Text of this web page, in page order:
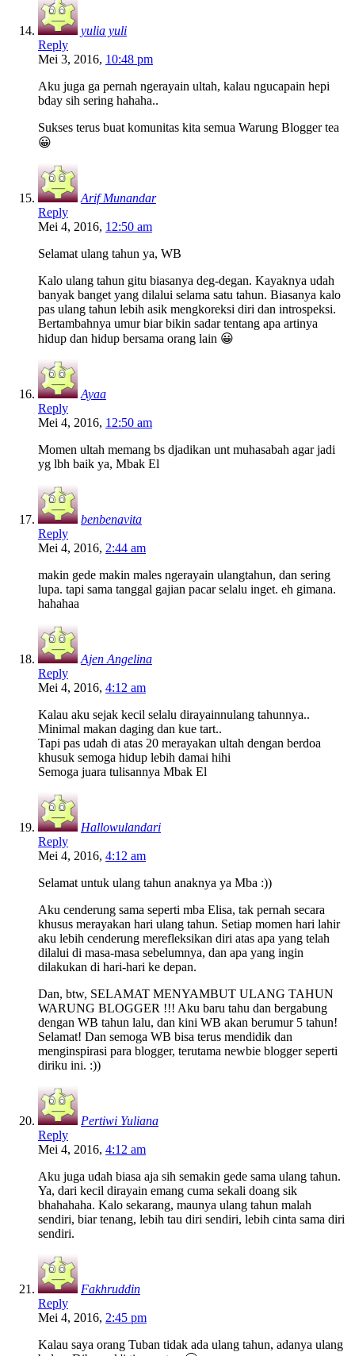
yulia yuli
Reply
Mei 3, 2016, 10:48 pm
Aku juga ga pernah ngerayain ultah, kalau ngucapain hepi
bday sih sering hahaha..
Sukses terus buat komunitas kita semua Warung Blogger tea
😀
Arif Munandar
Reply
Mei 4, 2016, 12:50 am
Selamat ulang tahun ya, WB
Kalo ulang tahun gitu biasanya deg-degan. Kayaknya udah
banyak banget yang dilalui selama satu tahun. Biasanya kalo
pas ulang tahun lebih asik mengkoreksi diri dan introspeksi.
Bertambahnya umur biar bikin sadar tentang apa artinya
hidup dan hidup bersama orang lain 😀
Ayaa
Reply
Mei 4, 2016, 12:50 am
Momen ultah memang bs djadikan unt muhasabah agar jadi
yg lbh baik ya, Mbak El
benbenavita
Reply
Mei 4, 2016, 2:44 am
makin gede makin males ngerayain ulangtahun, dan sering
lupa. tapi sama tanggal gajian pacar selalu inget. eh gimana.
hahahaa
Ajen Angelina
Reply
Mei 4, 2016, 4:12 am
Kalau aku sejak kecil selalu dirayainnulang tahunnya..
Minimal makan daging dan kue tart..
Tapi pas udah di atas 20 merayakan ultah dengan berdoa
khusuk semoga hidup lebih damai hihi
Semoga juara tulisannya Mbak El
Hallowulandari
Reply
Mei 4, 2016, 4:12 am
Selamat untuk ulang tahun anaknya ya Mba :))
Aku cenderung sama seperti mba Elisa, tak pernah secara
khusus merayakan hari ulang tahun. Setiap momen hari lahir
aku lebih cenderung merefleksikan diri atas apa yang telah
dilalui di masa-masa sebelumnya, dan apa yang ingin
dilakukan di hari-hari ke depan.
Dan, btw, SELAMAT MENYAMBUT ULANG TAHUN
WARUNG BLOGGER !!! Aku baru tahu dan bergabung
dengan WB tahun lalu, dan kini WB akan berumur 5 tahun!
Selamat! Dan semoga WB bisa terus mendidik dan
menginspirasi para blogger, terutama newbie blogger seperti
diriku ini. :))
Pertiwi Yuliana
Reply
Mei 4, 2016, 4:12 am
Aku juga udah biasa aja sih semakin gede sama ulang tahun.
Ya, dari kecil dirayain emang cuma sekali doang sik
bhahahaha. Kalo sekarang, maunya ulang tahun malah
sendiri, biar tenang, lebih tau diri sendiri, lebih cinta sama diri
sendiri.
Fakhruddin
Reply
Mei 4, 2016, 2:45 pm
Kalau saya orang Tuban tidak ada ulang tahun, adanya ulang